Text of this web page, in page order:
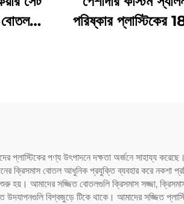
পরিষ্কার প্লাস্টিকের
প্লাস্টিকের পণ্য উৎপাদনে দক্ষতা অর্জনে সাহায্য
ক্রিসমাস বোতল আধুনিক প্রযুক্তি ব্যবহার করে নকশা
শুরু হয়। আমাদের সজ্জিত বোতলগুলি ক্রিসমাস সজ্জা,
বিশ্বজুড়ে টিকে থাকে। আমাদের সজ্জিত